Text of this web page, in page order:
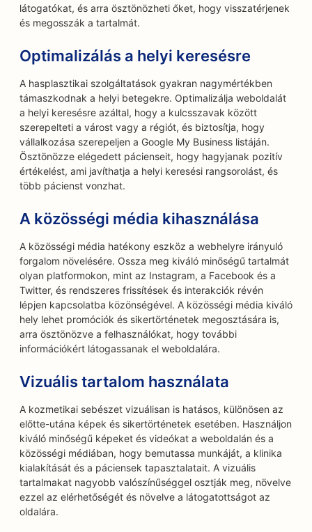
látogatókat, és arra ösztönözheti őket, hogy visszatérjenek
és megosszák a tartalmát.
Optimalizálás a helyi keresésre
A hasplasztikai szolgáltatások gyakran nagymértékben
támaszkodnak a helyi betegekre. Optimalizálja weboldalát
a helyi keresésre azáltal, hogy a kulcsszavak között
szerepelteti a várost vagy a régiót, és biztosítja, hogy
vállalkozása szerepeljen a Google My Business listáján.
Ösztönözze elégedett pácienseit, hogy hagyjanak pozitív
értékelést, ami javíthatja a helyi keresési rangsorolást, és
több pácienst vonzhat.
A közösségi média kihasználása
A közösségi média hatékony eszköz a webhelyre irányuló
forgalom növelésére. Ossza meg kiváló minőségű tartalmát
olyan platformokon, mint az Instagram, a Facebook és a
Twitter, és rendszeres frissítések és interakciók révén
lépjen kapcsolatba közönségével. A közösségi média kiváló
hely lehet promóciók és sikertörténetek megosztására is,
arra ösztönözve a felhasználókat, hogy további
információkért látogassanak el weboldalára.
Vizuális tartalom használata
A kozmetikai sebészet vizuálisan is hatásos, különösen az
előtte-utána képek és sikertörténetek esetében. Használjon
kiváló minőségű képeket és videókat a weboldalán és a
közösségi médiában, hogy bemutassa munkáját, a klinika
kialakítását és a páciensek tapasztalatait. A vizuális
tartalmakat nagyobb valószínűséggel osztják meg, növelve
ezzel az elérhetőségét és növelve a látogatottságot az
oldalára.